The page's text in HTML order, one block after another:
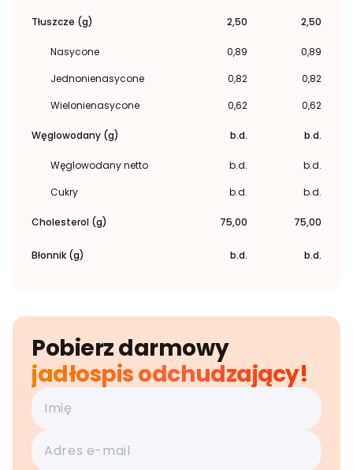
Tłuszcze (g) 2,50 2,50
Nasycone 0,89
0,89
Jednonienasycone
0,82
0,82
Wielonienasycone
0,62 0,62
Węglowodany (g) b.d. b.d.
Węglowodany netto b.d.
b.d.
Cukry
b.d. b.d.
Cholesterol (g) 75,00 75,00
Błonnik (g) b.d. b.d.
Pobierz darmowy
jadłospis odchudzający!